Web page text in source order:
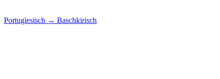
Portugiesisch → Baschkirisch